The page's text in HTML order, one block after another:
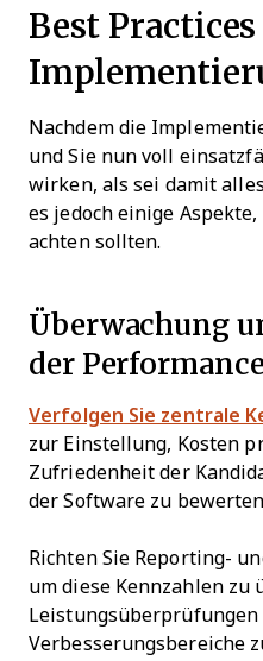
Best
Nachdem die
und Sie nun voll
wirken, als sei damit
es jedoch einige
achten sollten.
Überwachung
der
Verfolgen Sie zentrale
zur Einstellung, Kosten
Zufriedenheit der
der Software zu
Richten Sie Reporting-
um diese Kennzahlen zu
Leistungsüberprüfungen
Verbesserungsbereiche